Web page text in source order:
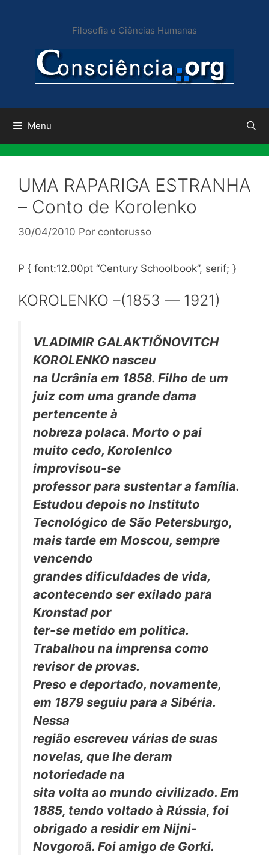
conteúdo
Filosofia e Ciências Humanas
Menu
UMA RAPARIGA ESTRANHA
– Conto de Korolenko
30/04/2010 Por contorusso
P { font:12.00pt “Century Schoolbook”, serif; }
KOROLENKO –(1853 — 1921)
VLADIMIR GALAKTIÕNOVITCH
KOROLENKO nasceu
na Ucrânia em 1858. Filho de um
juiz com uma grande dama
pertencente à
nobreza polaca. Morto o pai
muito cedo, Korolenlco
improvisou-se
professor para sustentar a família.
Estudou depois no Instituto
Tecnológico de São Petersburgo,
mais tarde em Moscou, sempre
vencendo
grandes dificuldades de vida,
acontecendo ser exilado para
Kronstad por
ter-se metido em politica.
Trabalhou na imprensa como
revisor de provas.
Preso e deportado, novamente,
em 1879 seguiu para a Sibéria.
Nessa
região escreveu várias de suas
novelas, que lhe deram
notoriedade na
sita volta ao mundo civilizado. Em
1885, tendo voltado à Rússia, foi
obrigado a residir em Nijni-
Novgoroã. Foi amigo de Gorki.